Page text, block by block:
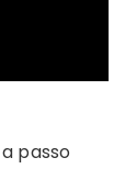
passo